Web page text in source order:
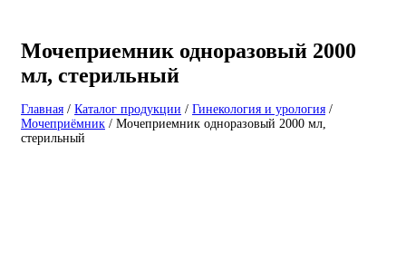
Мочеприемник одноразовый 2000
мл, стерильный
Главная / Каталог продукции / Гинекология и урология /
Мочеприёмник / Мочеприемник одноразовый 2000 мл,
стерильный